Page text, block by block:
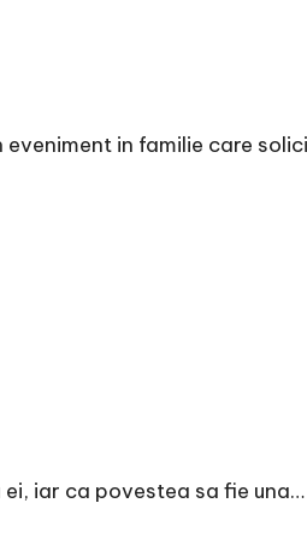
in familie care
iar ca povestea sa fie una…